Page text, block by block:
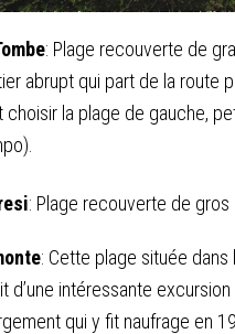
: Plage recouverte de
abrupt qui part de la route
choisir la plage de gauche,
: Plage recouverte de
: Cette plage située
d’une intéressante
qui y fit naufrage en